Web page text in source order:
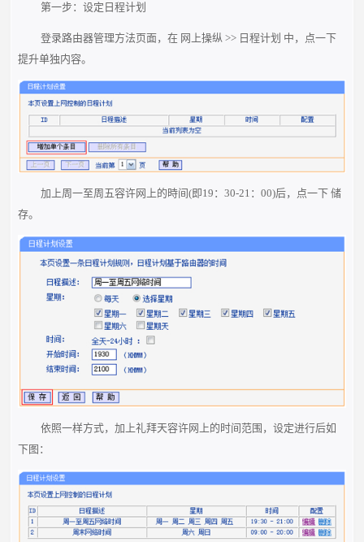
第一步：设定日程计划
登录路由器管理方法页面，在 网上操纵 >> 日程计划 中，点一下
提升单独内容。
加上周一至周五容许网上的時间(即19：30-21：00)后，点一下 储
存。
依照一样方式，加上礼拜天容许网上的时间范围，设定进行后如
下图：